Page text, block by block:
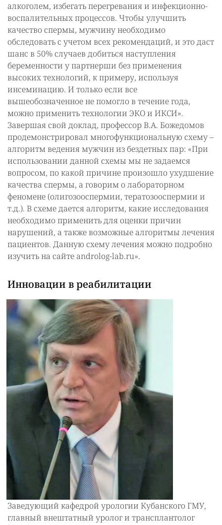
алкоголем, избегать перегревания и инфекционно-
воспалительных процессов. Чтобы улучшить
качество спермы, мужчину необходимо
обследовать с учетом всех рекомендаций, и это даст
шанс в 50% случаев добиться наступления
беременности у партнерши без применения
высоких технологий, к примеру, используя
инсеминацию. И только если все
вышеобозначенное не помогло в течение года,
можно применить технологии ЭКО и ИКСИ».
Завершая свой доклад, профессор В.А. Божедомов
продемонстрировал многофункциональную схему –
алгоритм ведения мужчин из бездетных пар: «При
использовании данной схемы мы не задаемся
вопросом, по какой причине произошло ухудшение
качества спермы, а говорим о лабораторном
феномене (олигозооспермии, тератозооспермии и
т.д.). В схеме дается алгоритм, какие исследования
необходимо применить для оценки причин
нарушений, а также возможные алгоритмы лечения
пациентов. Данную схему лечения можно подробно
изучить на сайте androlog-lab.ru».
Инновации в реабилитации
Заведующий кафедрой урологии Кубанского ГМУ,
главный внештатный уролог и трансплантолог